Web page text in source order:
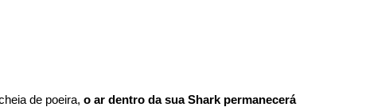
de poeira, o ar dentro da sua Shark permanecerá